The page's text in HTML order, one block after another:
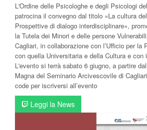
L'Ordine delle Psicologhe e degli Psicologi
patrocina il convegno dal titolo «La cultura
Prospettive di dialogo interdisciplinare»,
la Tutela dei Minori e delle persone
Cagliari, in collaborazione con l’Ufficio per la
con quella Universitaria e della Cultura e con
L'evento si terrà sabato 6 giugno, a partire
Magna del Seminario Arcivescovile di
code per iscriversi all’evento
Leggi la News